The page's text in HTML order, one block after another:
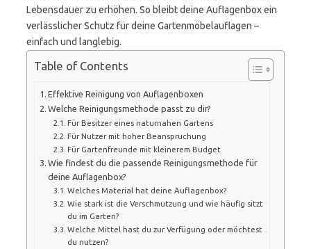
Lebensdauer zu erhöhen. So bleibt deine Auflagenbox ein
verlässlicher Schutz für deine Gartenmöbelauflagen –
einfach und langlebig.
Table of Contents
Effektive Reinigung von Auflagenboxen
Welche Reinigungsmethode passt zu dir?
Für Besitzer eines naturnahen Gartens
Für Nutzer mit hoher Beanspruchung
Für Gartenfreunde mit kleinerem Budget
Wie findest du die passende Reinigungsmethode für
deine Auflagenbox?
Welches Material hat deine Auflagenbox?
Wie stark ist die Verschmutzung und wie häufig sitzt
du im Garten?
Welche Mittel hast du zur Verfügung oder möchtest
du nutzen?